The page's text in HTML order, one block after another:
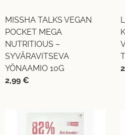
MISSHA TALKS VEGAN
POCKET MEGA
NUTRITIOUS –
SYVÄRAVITSEVA
YÖNAAMIO 10G
2,99 €